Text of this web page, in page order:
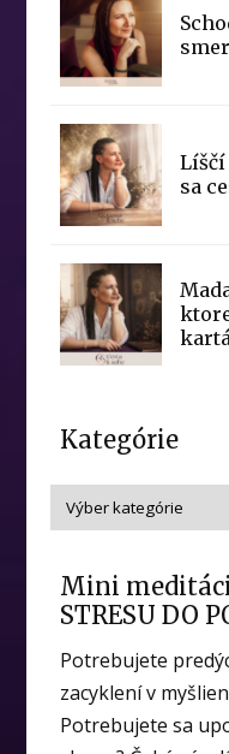
sa
Kategórie
Mini
STRESU DO
Potrebujete
zacyklení v
Potrebujete sa